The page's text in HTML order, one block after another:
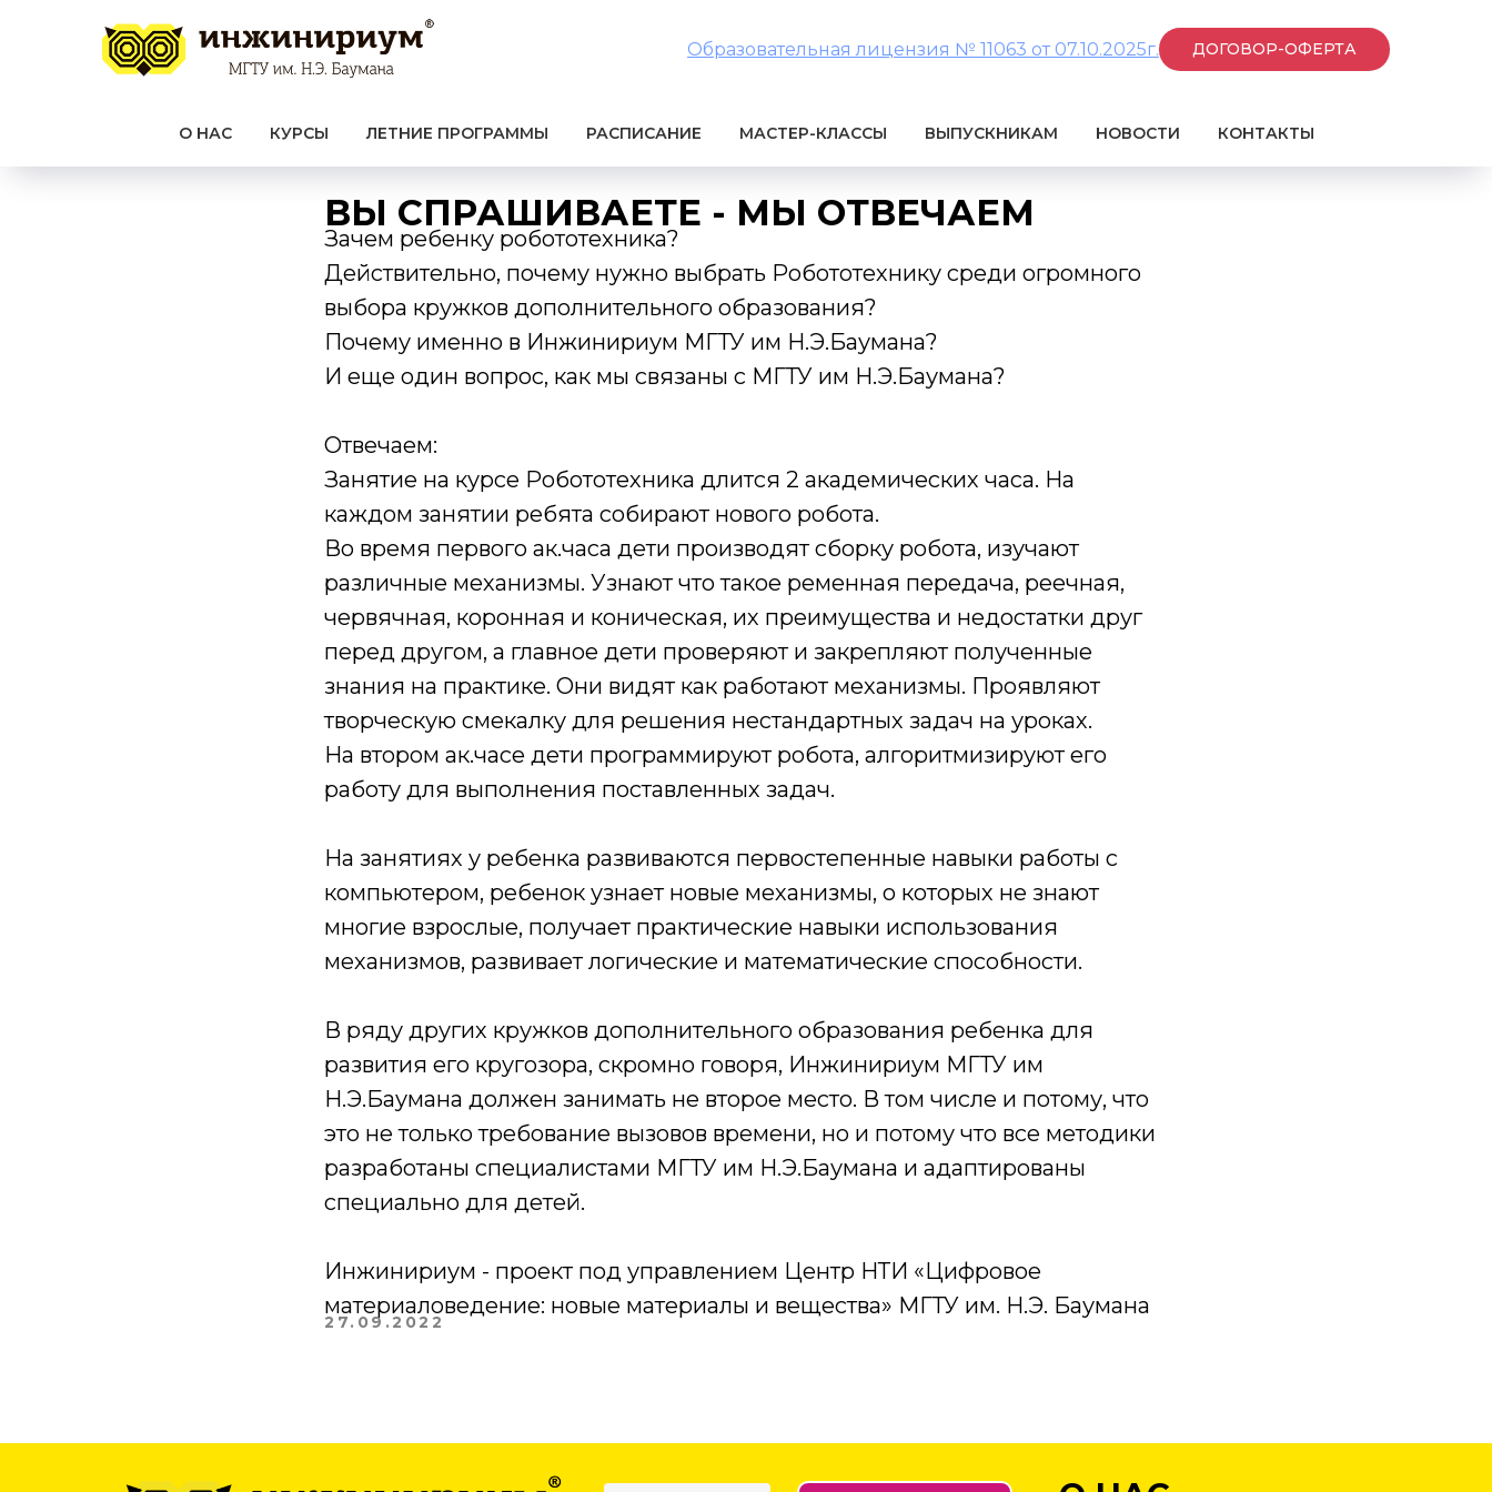
Образовательная лицензия № 11063 от 07.10.2025г. ДОГОВОР-ОФЕРТА
О НАС КУРСЫ ЛЕТНИЕ ПРОГРАММЫ РАСПИСАНИЕ МАСТЕР-КЛАССЫ ВЫПУСКНИКАМ НОВОСТИ КОНТАКТЫ
ВЫ СПРАШИВАЕТЕ - МЫ ОТВЕЧАЕМ
Зачем ребенку робототехника?
Действительно, почему нужно выбрать Робототехнику среди огромного
выбора кружков дополнительного образования?
Почему именно в Инжинириум МГТУ им Н.Э.Баумана?
И еще один вопрос, как мы связаны с МГТУ им Н.Э.Баумана?
Отвечаем:
Занятие на курсе Робототехника длится 2 академических часа. На
каждом занятии ребята собирают нового робота.
Во время первого ак.часа дети производят сборку робота, изучают
различные механизмы. Узнают что такое ременная передача, реечная,
червячная, коронная и коническая, их преимущества и недостатки друг
перед другом, а главное дети проверяют и закрепляют полученные
знания на практике. Они видят как работают механизмы. Проявляют
творческую смекалку для решения нестандартных задач на уроках.
На втором ак.часе дети программируют робота, алгоритмизируют его
работу для выполнения поставленных задач.
На занятиях у ребенка развиваются первостепенные навыки работы с
компьютером, ребенок узнает новые механизмы, о которых не знают
многие взрослые, получает практические навыки использования
механизмов, развивает логические и математические способности.
В ряду других кружков дополнительного образования ребенка для
развития его кругозора, скромно говоря, Инжинириум МГТУ им
Н.Э.Баумана должен занимать не второе место. В том числе и потому, что
это не только требование вызовов времени, но и потому что все методики
разработаны специалистами МГТУ им Н.Э.Баумана и адаптированы
специально для детей.
Инжинириум - проект под управлением Центр НТИ «Цифровое
материаловедение: новые материалы и вещества» МГТУ им. Н.Э. Баумана
27.09.2022